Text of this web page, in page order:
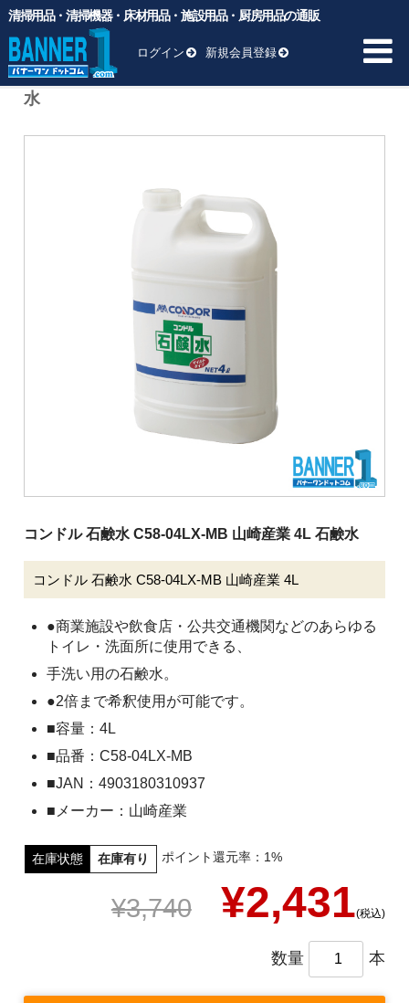
清掃用品・清掃機器・床材用品・施設用品・厨房用品の通販
ログイン 新規会員登録
BM向け洗剤・ワックス
厨房消耗品
バケツ
履物
介護用品
安全用品
会社案内
ご利用案内
お問い合わせ
バナーワンドットコム>商品 >メーカーカテゴリー>山崎産業
コンドル 石鹸水 C58-04LX-MB 山崎産業 4L 石鹸水
コンドル 石鹸水 C58-04LX-MB 山崎産業 4L 石鹸
水
コンドル 石鹸水 C58-04LX-MB 山崎産業 4L 石鹸水
コンドル 石鹸水 C58-04LX-MB 山崎産業 4L
●商業施設や飲食店・公共交通機関などのあらゆる
トイレ・洗面所に使用できる、
手洗い用の石鹸水。
●2倍まで希釈使用が可能です。
■容量：4L
■品番：C58-04LX-MB
■JAN：4903180310937
■メーカー：山崎産業
在庫状態 在庫有り ポイント還元率：1%
¥3,740 ¥2,431(税込)
数量 本